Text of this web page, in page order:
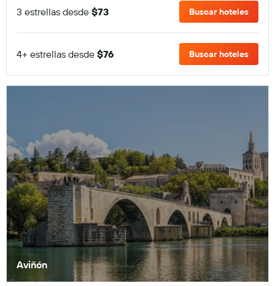
3 estrellas desde $73 Buscar hoteles
4+ estrellas desde $76 Buscar hoteles
Aviñón